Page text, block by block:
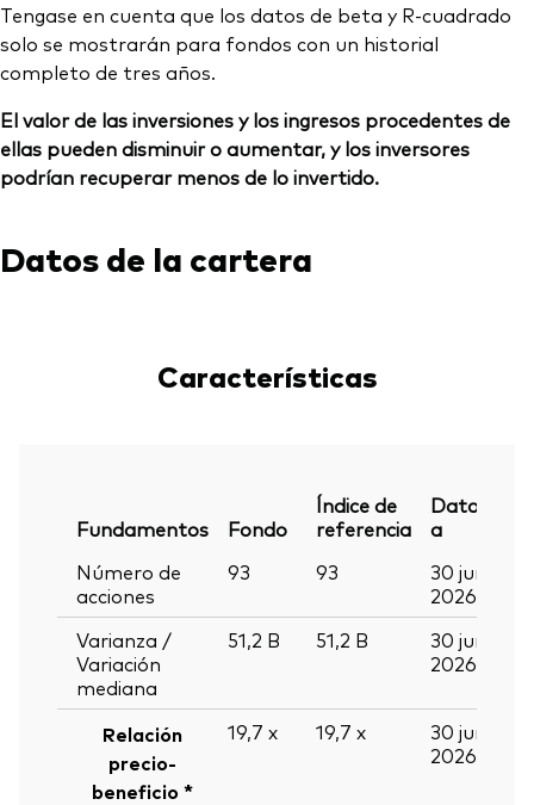
Tengase en cuenta que los datos de beta y R-cuadrado
solo se mostrarán para fondos con un historial
completo de tres años.
El valor de las inversiones y los ingresos procedentes de
ellas pueden disminuir o aumentar, y los inversores
podrían recuperar menos de lo invertido.
Datos de la cartera
Características
Fundamentos Fondo
Índice de
referencia
Datos
a
Número de
acciones
93 93
30 jun
2026
Varianza /
Variación
mediana
51,2 B 51,2 B
30 jun
2026
Relación
precio-
beneficio *
19,7 x 19,7 x
30 jun
2026